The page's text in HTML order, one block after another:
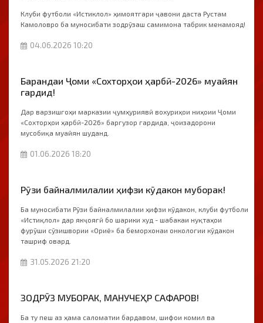
Клуби футболи «Истиклол» ҳимоятгари ҷавони даста Рустам
Камоловро ба муносибати зодрӯзаш самимона табрик менамояд!
04.06.2026 10:20
Барандаи Ҷоми «Сохторҳои ҳарбӣ-2026» муайян
гардид!
Дар варзишгоҳи марказии ҷумҳуриявӣ вохуриҳои ниҳоии Ҷоми
«Сохторҳои ҳарбӣ-2026» баргузор гардида, ҷоизадорони
мусобиқа муайян шуданд.
01.06.2026 18:20
Рӯзи байналмилалии ҳифзи кӯдакон муборак!
Ба муносибати Рӯзи байналмилалии ҳифзи кӯдакон, клуби футболи
«Истиқлол» дар якҷоягӣ бо шарики худ - шабакаи нуқтаҳои
фурӯши сӯзишвории «Ориё» ба беморхонаи онкологии кӯдакон
ташриф овард.
31.05.2026 21:20
ЗОДРӮЗ МУБОРАК, МАНУЧЕҲР САФАРОВ!
Ба ту пеш аз ҳама саломатии бардавом, шифои комил ва